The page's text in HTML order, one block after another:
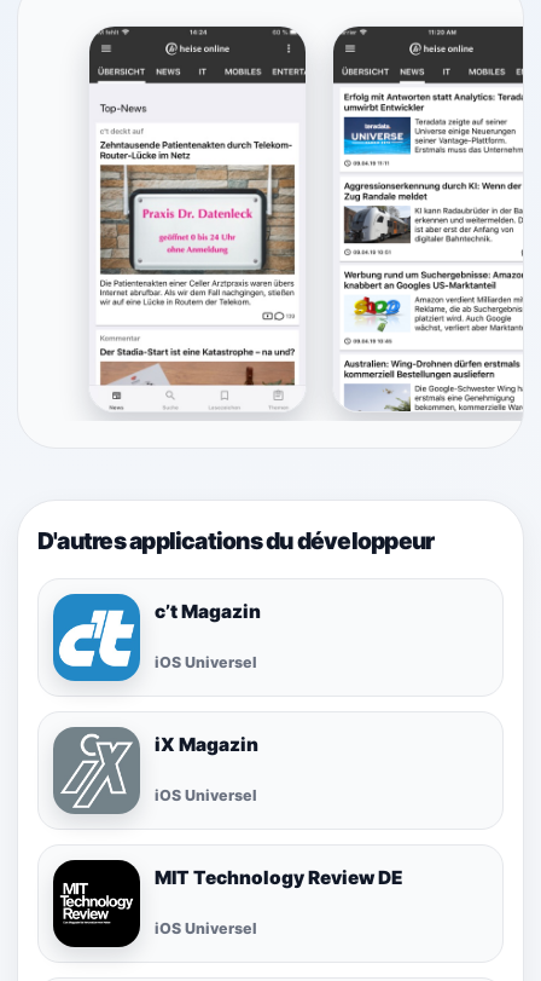
D'autres applications du développeur
c’t Magazin
iOS Universel
iX Magazin
iOS Universel
MIT Technology Review DE
iOS Universel